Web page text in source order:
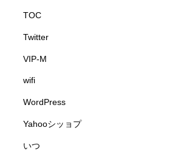
TOC
Twitter
VIP-M
wifi
WordPress
Yahooシッョプ
いつ